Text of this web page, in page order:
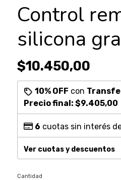
Control
silicona
$10.450,00
10% OFF con
Precio final: $9.405,00
6 cuotas sin interés
Ver cuotas y descuentos
Cantidad